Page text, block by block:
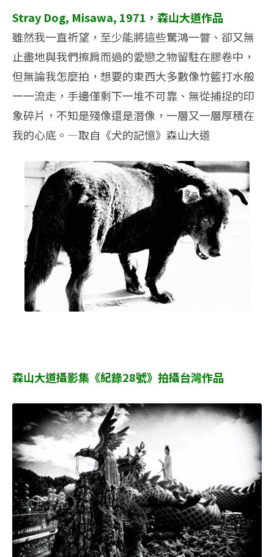
Stray Dog, Misawa, 1971，森山大道作品
雖然我一直祈望，至少能將這些驚鴻一瞥、卻又無
止盡地與我們擦肩而過的愛戀之物留駐在膠卷中，
但無論我怎麼拍，想要的東西大多數像竹籃打水般
一一流走，手邊僅剩下一堆不可靠、無從捕捉的印
象碎片，不知是殘像還是潛像，一層又一層厚積在
我的心底。—取自《犬的記憶》森山大道
森山大道攝影集《紀錄28號》拍攝台灣作品